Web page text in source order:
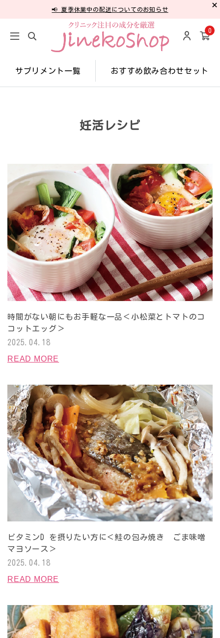
📢 夏季休業中の配送についてのお知らせ
0
サプリメント一覧 おすすめ飲み合わせセット
妊活レシピ
時間がない朝にもお手軽な一品＜小松菜とトマトのコ
コットエッグ＞
2025.04.18
READ MORE
ビタミンD を摂りたい方に＜鮭の包み焼き ごま味噌
マヨソース＞
2025.04.18
READ MORE